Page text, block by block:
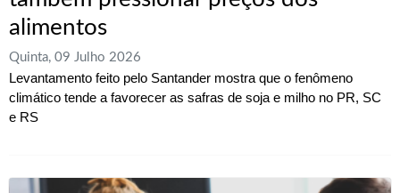
alimentos
Quinta, 09 Julho 2026
Levantamento feito pelo Santander mostra que o fenômeno
climático tende a favorecer as safras de soja e milho no PR, SC
e RS